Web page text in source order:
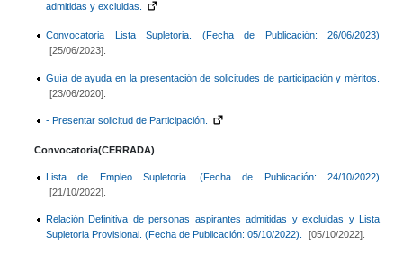
admitidas y excluidas.
Convocatoria Lista Supletoria. (Fecha de Publicación: 26/06/2023)
[25/06/2023].
Guía de ayuda en la presentación de solicitudes de participación y méritos.
[23/06/2020].
- Presentar solicitud de Participación.
Convocatoria(CERRADA)
Lista de Empleo Supletoria. (Fecha de Publicación: 24/10/2022)
[21/10/2022].
Relación Definitiva de personas aspirantes admitidas y excluidas y Lista
Supletoria Provisional. (Fecha de Publicación: 05/10/2022).
[05/10/2022].